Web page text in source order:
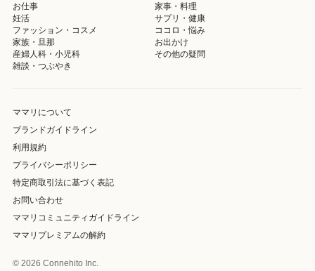
お仕事
家事・料理
妊活
サプリ・健康
ファッション・コスメ
ココロ・悩み
家族・旦那
お出かけ
産婦人科・小児科
その他の疑問
雑談・つぶやき
ママリについて
ブランドガイドライン
利用規約
プライバシーポリシー
特定商取引法に基づく表記
お問い合わせ
ママリコミュニティガイドライン
ママリプレミアムの解約
© 2026 Connehito Inc.